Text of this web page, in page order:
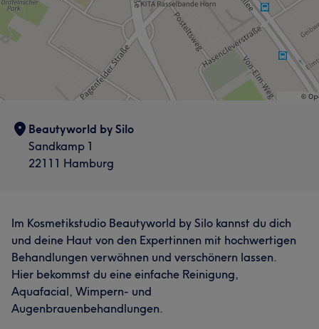
Beautyworld by Silo
Sandkamp 1
22111 Hamburg
Im Kosmetikstudio Beautyworld by Silo kannst du dich
und deine Haut von den Expertinnen mit hochwertigen
Behandlungen verwöhnen und verschönern lassen.
Hier bekommst du eine einfache Reinigung,
Aquafacial, Wimpern- und
Augenbrauenbehandlungen.